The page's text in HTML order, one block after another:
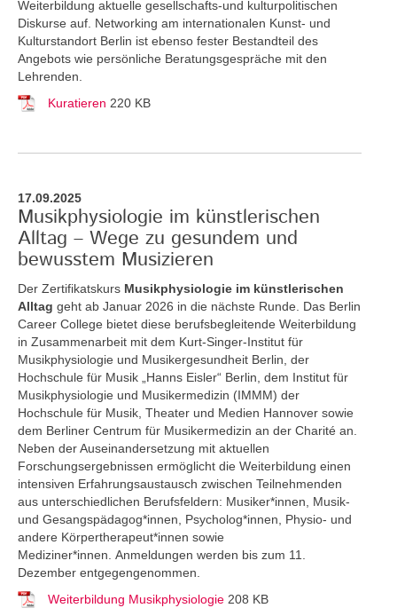
Weiterbildung aktuelle gesellschafts-und kulturpolitischen
Diskurse auf. Networking am internationalen Kunst- und
Kulturstandort Berlin ist ebenso fester Bestandteil des
Angebots wie persönliche Beratungsgespräche mit den
Lehrenden.
Kuratieren 220 KB
17.09.2025
Musikphysiologie im künstlerischen
Alltag – Wege zu gesundem und
bewusstem Musizieren
Der Zertifikatskurs Musikphysiologie im künstlerischen
Alltag geht ab Januar 2026 in die nächste Runde. Das Berlin
Career College bietet diese berufsbegleitende Weiterbildung
in Zusammenarbeit mit dem Kurt-Singer-Institut für
Musikphysiologie und Musikergesundheit Berlin, der
Hochschule für Musik „Hanns Eisler“ Berlin, dem Institut für
Musikphysiologie und Musikermedizin (IMMM) der
Hochschule für Musik, Theater und Medien Hannover sowie
dem Berliner Centrum für Musikermedizin an der Charité an.
Neben der Auseinandersetzung mit aktuellen
Forschungsergebnissen ermöglicht die Weiterbildung einen
intensiven Erfahrungsaustausch zwischen Teilnehmenden
aus unterschiedlichen Berufsfeldern: Musiker*innen, Musik-
und Gesangspädagog*innen, Psycholog*innen, Physio- und
andere Körpertherapeut*innen sowie
Mediziner*innen. Anmeldungen werden bis zum 11.
Dezember entgegengenommen.
Weiterbildung Musikphysiologie 208 KB